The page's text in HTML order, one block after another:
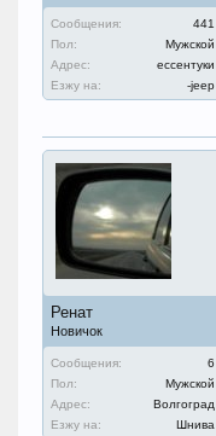
Сообщения:
441
Пол:
Мужской
Адрес:
ессентуки
Езжу на:
-jeep
Ренат
Новичок
Сообщения:
6
Пол:
Мужской
Адрес:
Волгоград
Езжу на:
Шнива